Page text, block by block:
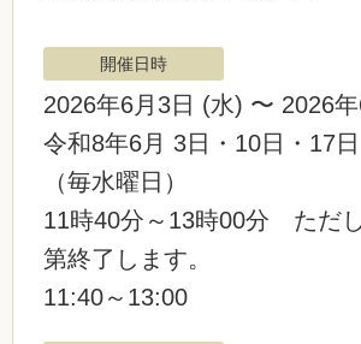
開催日時
2026年6月3日 (水) 〜 2026
令和8年6月 3日・10日・17
（毎水曜日）
11時40分～13時00分 ただ
第終了します。
11:40～13:00